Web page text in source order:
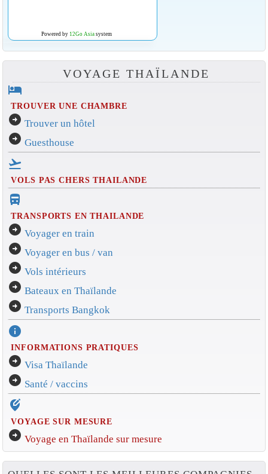
Powered by 12Go Asiasystem
VOYAGE THAÏLANDE
hotel
TROUVER UNE CHAMBRE
arrow_circle_right Trouver un hôtel
arrow_circle_right Guesthouse
flight_takeoff
VOLS PAS CHERS THAILANDE
directions_bus_filled
TRANSPORTS EN THAILANDE
arrow_circle_right Voyager en train
arrow_circle_right Voyager en bus / van
arrow_circle_right Vols intérieurs
arrow_circle_right Bateaux en Thaïlande
arrow_circle_right Transports Bangkok
info
INFORMATIONS PRATIQUES
arrow_circle_right Visa Thaïlande
arrow_circle_right Santé / vaccins
edit_location_alt
VOYAGE SUR MESURE
arrow_circle_right Voyage en Thaïlande sur mesure